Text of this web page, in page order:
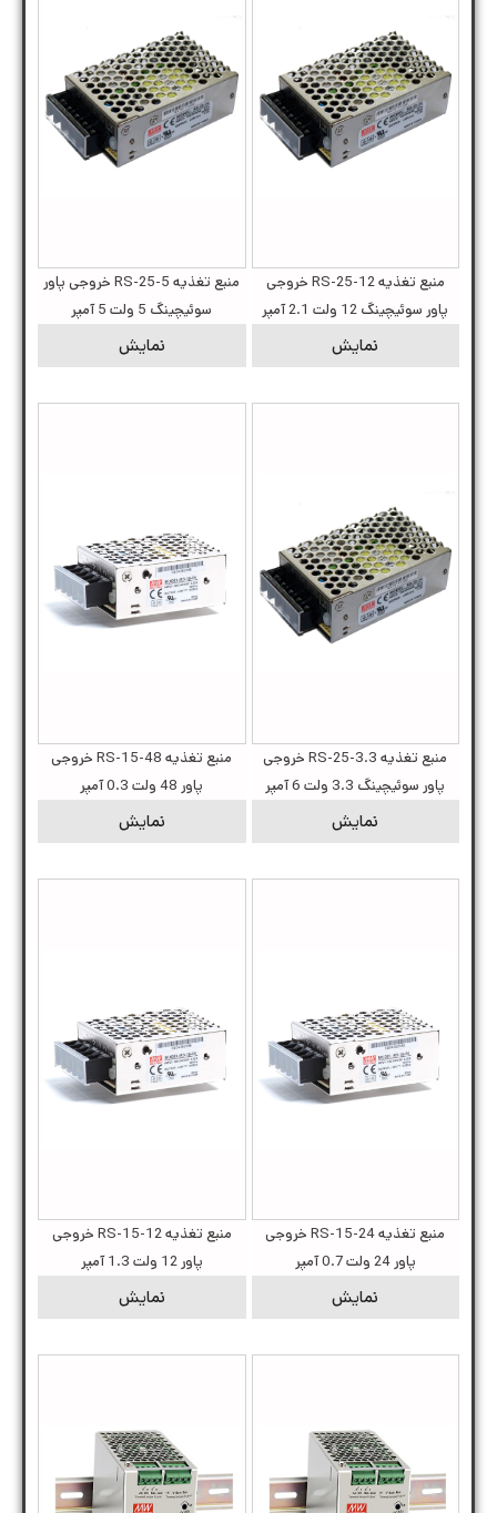
منبع تغذیه RS-25-12 خروجی
پاور سوئیچینگ 12 ولت 2.1 آمپر
نمایش
منبع تغذیه RS-25-5 خروجی پاور
سوئیچینگ 5 ولت 5 آمپر
نمایش
منبع تغذیه RS-25-3.3 خروجی
پاور سوئیچینگ 3.3 ولت 6 آمپر
نمایش
منبع تغذیه RS-15-48 خروجی
پاور 48 ولت 0.3 آمپر
نمایش
منبع تغذیه RS-15-24 خروجی
پاور 24 ولت 0.7 آمپر
نمایش
منبع تغذیه RS-15-12 خروجی
پاور 12 ولت 1.3 آمپر
نمایش